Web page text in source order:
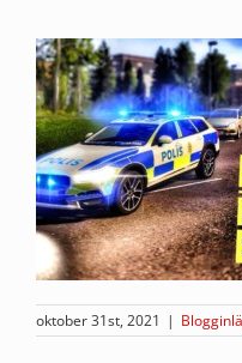
oktober 31st, 2021 |